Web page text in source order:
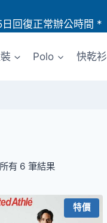
回復正常辦公時間 *
Polo 快乾衫
有 6 筆結果
特價